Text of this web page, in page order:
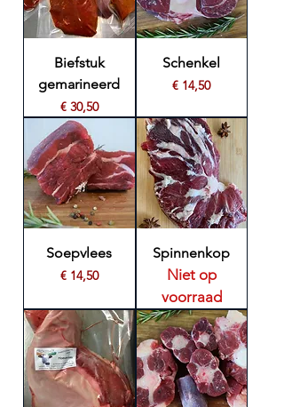
Biefstuk
gemarineerd
Prijs
€ 30,50
Schenkel
Prijs
€ 14,50
Soepvlees
Prijs
€ 14,50
Spinnenkop
Niet op
voorraad